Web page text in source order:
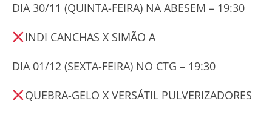
DIA 30/11 (QUINTA-FEIRA) NA ABESEM – 19:30
INDI CANCHAS X SIMÃO A
DIA 01/12 (SEXTA-FEIRA) NO CTG – 19:30
QUEBRA-GELO X VERSÁTIL PULVERIZADORES